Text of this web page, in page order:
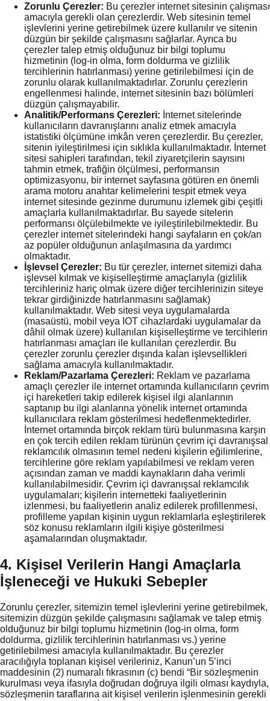
Zorunlu Çerezler: Bu çerezler internet sitesinin çalışması
amacıyla gerekli olan çerezlerdir. Web sitesinin temel
işlevlerini yerine getirebilmek üzere kullanılır ve sitenin
düzgün bir şekilde çalışmasını sağlarlar. Ayrıca bu
çerezler talep etmiş olduğunuz bir bilgi toplumu
hizmetinin (log-in olma, form doldurma ve gizlilik
tercihlerinin hatırlanması) yerine getirilebilmesi için de
zorunlu olarak kullanılmaktadırlar. Zorunlu çerezlerin
engellenmesi halinde, internet sitesinin bazı bölümleri
düzgün çalışmayabilir.
Analitik/Performans Çerezleri: İnternet sitelerinde
kullanıcıların davranışlarını analiz etmek amacıyla
istatistiki ölçümüne imkân veren çerezlerdir. Bu çerezler,
sitenin iyileştirilmesi için sıklıkla kullanılmaktadır. İnternet
sitesi sahipleri tarafından, tekil ziyaretçilerin sayısını
tahmin etmek, trafiğin ölçülmesi, performansın
optimizasyonu, bir internet sayfasına götüren en önemli
arama motoru anahtar kelimelerini tespit etmek veya
internet sitesinde gezinme durumunu izlemek gibi çeşitli
amaçlarla kullanılmaktadırlar. Bu sayede sitelerin
performansı ölçülebilmekte ve iyileştirilebilmektedir. Bu
çerezler internet sitelerindeki hangi sayfaların en çok/an
az popüler olduğunun anlaşılmasına da yardımcı
olmaktadır.
İşlevsel Çerezler: Bu tür çerezler, internet sitemizi daha
işlevsel kılmak ve kişiselleştirme amaçlarıyla (gizlilik
tercihleriniz hariç olmak üzere diğer tercihlerinizin siteye
tekrar girdiğinizde hatırlanmasını sağlamak)
kullanılmaktadır. Web sitesi veya uygulamalarda
(masaüstü, mobil veya IOT cihazlardaki uygulamalar da
dâhil olmak üzere) kullanılan kişiselleştirme ve tercihlerin
hatırlanması amaçları ile kullanılan çerezlerdir. Bu
çerezler zorunlu çerezler dışında kalan işlevsellikleri
sağlama amacıyla kullanılmaktadır.
Reklam/Pazarlama Çerezleri: Reklam ve pazarlama
amaçlı çerezler ile internet ortamında kullanıcıların çevrim
içi hareketleri takip edilerek kişisel ilgi alanlarının
saptanıp bu ilgi alanlarına yönelik internet ortamında
kullanıcılara reklam gösterilmesi hedeflenmektedirler.
İnternet ortamında birçok reklam türü bulunmasına karşın
en çok tercih edilen reklam türünün çevrim içi davranışsal
reklamcılık olmasının temel nedeni kişilerin eğilimlerine,
tercihlerine göre reklam yapılabilmesi ve reklam veren
açısından zaman ve maddi kaynakların daha verimli
kullanılabilmesidir. Çevrim içi davranışsal reklamcılık
uygulamaları; kişilerin internetteki faaliyetlerinin
izlenmesi, bu faaliyetlerin analiz edilerek profillenmesi,
profilleme yapılan kişinin uygun reklamlarla eşleştirilerek
söz konusu reklamların ilgili kişiye gösterilmesi
aşamalarından oluşmaktadır.
4. Kişisel Verilerin Hangi Amaçlarla
İşleneceği ve Hukuki Sebepler
Zorunlu çerezler, sitemizin temel işlevlerini yerine getirebilmek,
sitemizin düzgün şekilde çalışmasını sağlamak ve talep etmiş
olduğunuz bir bilgi toplumu hizmetinin (log-in olma, form
doldurma, gizlilik tercihlerinin hatırlanması vs.) yerine
getirilebilmesi amacıyla kullanılmaktadır. Bu çerezler
aracılığıyla toplanan kişisel verileriniz, Kanun’un 5’inci
maddesinin (2) numaralı fıkrasının (c) bendi “Bir sözleşmenin
kurulması veya ifasıyla doğrudan doğruya ilgili olması kaydıyla,
sözleşmenin taraflarına ait kişisel verilerin işlenmesinin gerekli